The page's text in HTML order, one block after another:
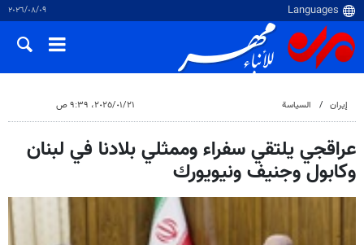
٠٩‏/٠٨‏/٢٠٢٦
إيران السياسة ٢١‏/٠١‏/٢٠٢٥، ٩:٣٩ ص
عراقجي يلتقي سفراء وممثلي بلادنا في لبنان
وكابول وجنيف ونيويورك